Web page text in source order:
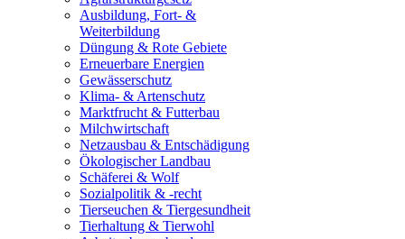
Ausbildung, Fort- &
Weiterbildung
Düngung & Rote Gebiete
Erneuerbare Energien
Gewässerschutz
Klima- & Artenschutz
Marktfrucht & Futterbau
Milchwirtschaft
Netzausbau & Entschädigung
Ökologischer Landbau
Schäferei & Wolf
Sozialpolitik & -recht
Tierseuchen & Tiergesundheit
Tierhaltung & Tierwohl